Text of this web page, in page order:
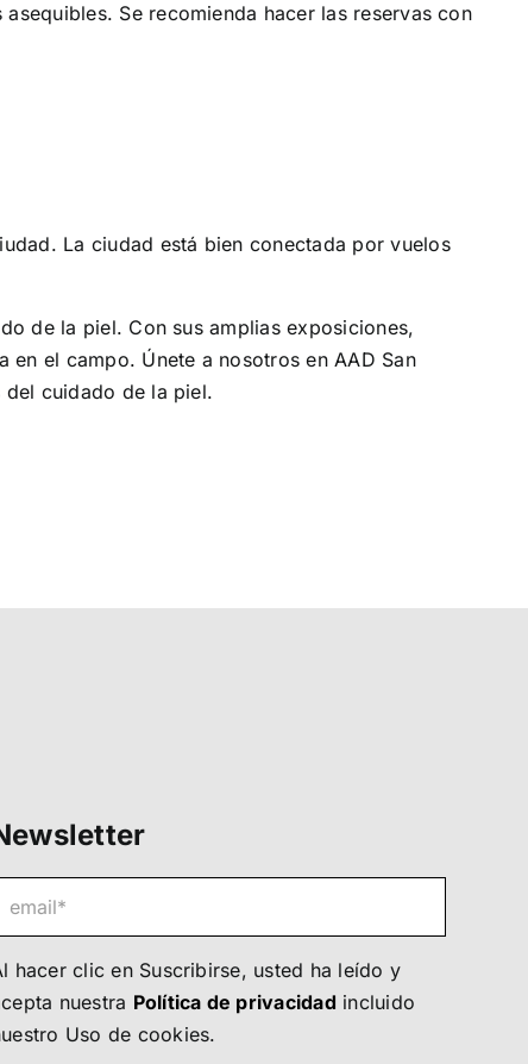
Se recomienda hacer las reservas con
La ciudad está bien conectada por vuelos
de la piel. Con sus amplias exposiciones,
el campo. Únete a nosotros en AAD San
cuidado de la piel.
hacer clic en Suscribirse, usted ha leído y
nuestra Política de privacidad incluido
Uso de cookies.